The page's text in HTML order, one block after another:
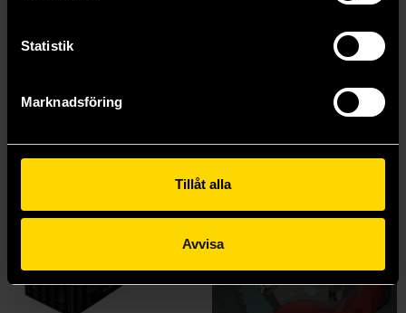
Statistik
Marknadsföring
Tillåt alla
Avvisa